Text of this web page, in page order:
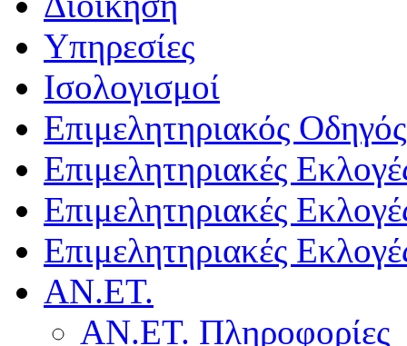
Υπηρεσίες
Ισολογισμοί
Επιμελητηριακός Οδηγός
Επιμελητηριακές
Επιμελητηριακές
Επιμελητηριακές
ΑΝ.ΕΤ.
ΑΝ.ΕΤ. Πληροφορίες